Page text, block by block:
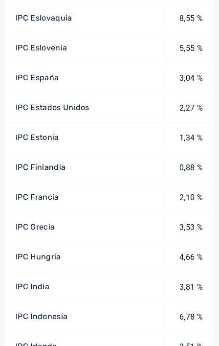
IPC Eslovaquia 8,55 %
IPC Eslovenia 5,55 %
IPC España 3,04 %
IPC Estados Unidos 2,27 %
IPC Estonia 1,34 %
IPC Finlandia 0,88 %
IPC Francia 2,10 %
IPC Grecia 3,53 %
IPC Hungría 4,66 %
IPC India 3,81 %
IPC Indonesia 6,78 %